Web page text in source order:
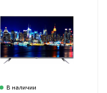
В наличии